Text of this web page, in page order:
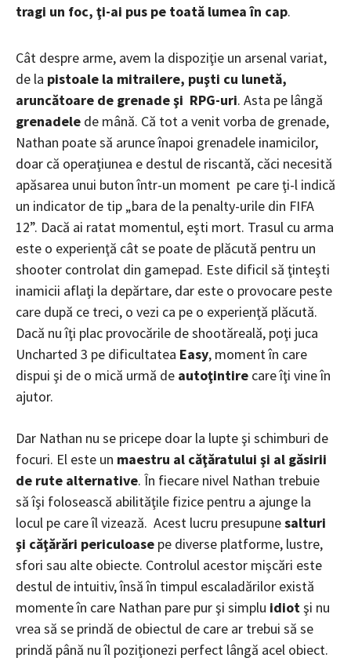
tragi un foc, ţi-ai pus pe toată lumea în cap.
Cât despre arme, avem la dispoziţie un arsenal variat,
de la pistoale la mitrailere, puşti cu lunetă,
aruncătoare de grenade şi RPG-uri. Asta pe lângă
grenadele de mână. Că tot a venit vorba de grenade,
Nathan poate să arunce înapoi grenadele inamicilor,
doar că operaţiunea e destul de riscantă, căci necesită
apăsarea unui buton într-un moment pe care ţi-l indică
un indicator de tip „bara de la penalty-urile din FIFA
12”. Dacă ai ratat momentul, eşti mort. Trasul cu arma
este o experienţă cât se poate de plăcută pentru un
shooter controlat din gamepad. Este dificil să ţinteşti
inamicii aflaţi la depărtare, dar este o provocare peste
care după ce treci, o vezi ca pe o experienţă plăcută.
Dacă nu îţi plac provocările de shootăreală, poţi juca
Uncharted 3 pe dificultatea Easy, moment în care
dispui şi de o mică urmă de autoţintire care îţi vine în
ajutor.
Dar Nathan nu se pricepe doar la lupte şi schimburi de
focuri. El este un maestru al căţăratului şi al găsirii
de rute alternative. În fiecare nivel Nathan trebuie
să îşi folosească abilităţile fizice pentru a ajunge la
locul pe care îl vizează. Acest lucru presupunesalturi
şi căţărări periculoase pe diverse platforme, lustre,
sfori sau alte obiecte. Controlul acestor mişcări este
destul de intuitiv, însă în timpul escaladărilor există
momente în care Nathan pare pur şi simplu idiotşi nu
vrea să se prindă de obiectul de care ar trebui să se
prindă până nu îl poziţionezi perfect lângă acel obiect.